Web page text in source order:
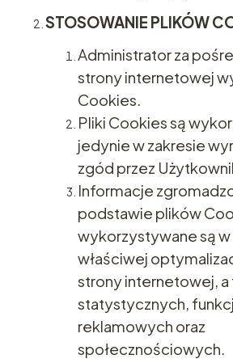
STOSOWANIE PLIKÓW
Administrator za
strony internetowej
Cookies.
Pliki Cookies są
jedynie w zakresie
zgód przez
Informacje
podstawie plików
wykorzystywane są
właściwej
strony internetowej, a
statystycznych,
reklamowych oraz
społecznościowych.